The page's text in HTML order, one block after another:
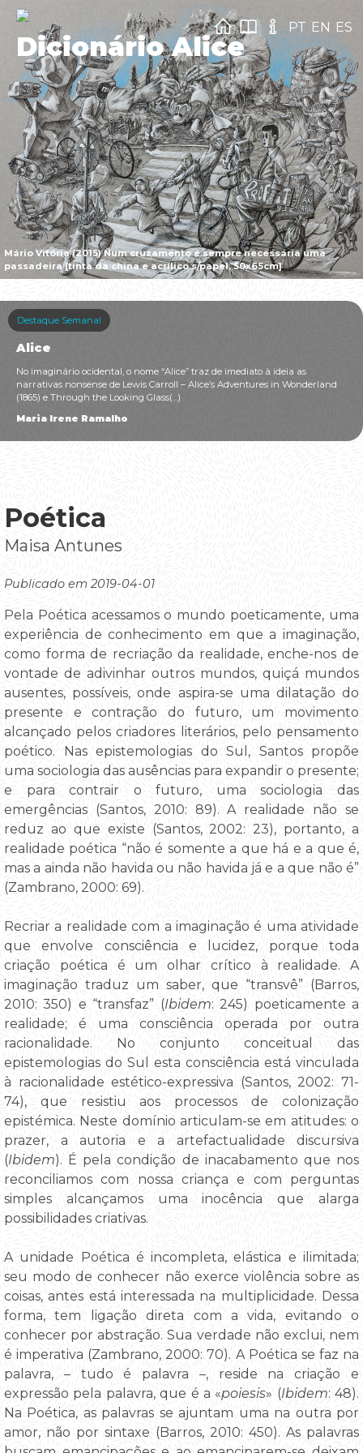
Mário Vitória (2015) Num cruzamento é sempre necessária uma
passadeira [tinta da china e acrílico s/papel, 50x65cm]
Dicionário Alice
PT EN ES
Destaque Semanal
Alice
No imaginário ocidental, o nome “Alice” traz de imediato à ideia as
narrativas nonsense de Lewis Carroll – Alice’s Adventures in Wonderland
(1865) e Through the Looking Glass(...)
Maria Irene Ramalho
Poética
Maisa Antunes
Publicado em 2019-04-01
Pela Poética acessamos o mundo poeticamente, uma
experiência de conhecimento em que a imaginação,
como forma de recriação da realidade, enche-nos de
vontade de adivinhar outros mundos, quiçá mundos
ausentes, possíveis, onde aspira-se uma dilatação do
presente e contração do futuro, um movimento
alcançado pelos criadores literários, pelo pensamento
poético. Nas epistemologias do Sul, Santos propõe
uma sociologia das ausências para expandir o presente;
e para contrair o futuro, uma sociologia das
emergências (Santos, 2010: 89). A realidade não se
reduz ao que existe (Santos, 2002: 23), portanto, a
realidade poética “não é somente a que há e a que é,
mas a ainda não havida ou não havida já e a que não é”
(Zambrano, 2000: 69).
Recriar a realidade com a imaginação é uma atividade
que envolve consciência e lucidez, porque toda
criação poética é um olhar crítico à realidade. A
imaginação traduz um saber, que “transvê” (Barros,
2010: 350) e “transfaz” (Ibidem: 245) poeticamente a
realidade; é uma consciência operada por outra
racionalidade. No conjunto conceitual das
epistemologias do Sul esta consciência está vinculada
à racionalidade estético-expressiva (Santos, 2002: 71-
74), que resistiu aos processos de colonização
epistémica. Neste domínio articulam-se em atitudes: o
prazer, a autoria e a artefactualidade discursiva
(Ibidem). É pela condição de inacabamento que nos
reconciliamos com nossa criança e com perguntas
simples alcançamos uma inocência que alarga
possibilidades criativas.
A unidade Poética é incompleta, elástica e ilimitada;
seu modo de conhecer não exerce violência sobre as
coisas, antes está interessada na multiplicidade. Dessa
forma, tem ligação direta com a vida, evitando o
conhecer por abstração. Sua verdade não exclui, nem
é imperativa (Zambrano, 2000: 70). A Poética se faz na
palavra, – tudo é palavra –, reside na criação e
expressão pela palavra, que é a «poiesis» (Ibidem: 48).
Na Poética, as palavras se ajuntam uma na outra por
amor, não por sintaxe (Barros, 2010: 450). As palavras